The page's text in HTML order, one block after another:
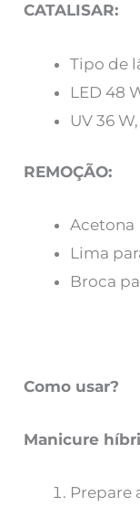
CATALISAR:
Tipo de
LED 48
UV 36
REMOÇÃO:
Acetona
Lima
Broca
Como usar?
Manicure
Prepare